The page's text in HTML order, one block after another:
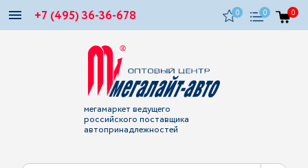
+7 (495) 36-36-678 0 0 0
мегамаркет ведущего
российского поставщика
автопринадлежностей